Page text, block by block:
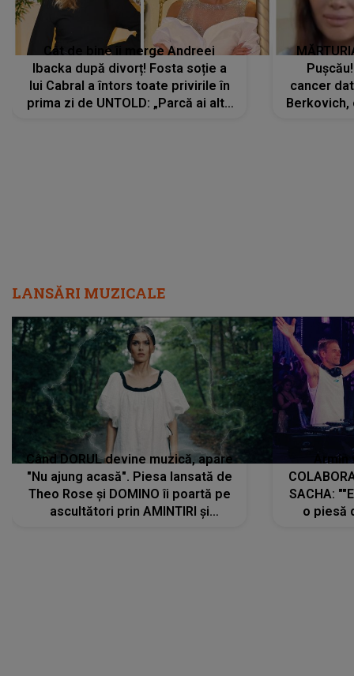
Cât de bine îi merge Andreei
Ibacka după divorț! Fosta soție a
lui Cabral a întors toate privirile în
prima zi de UNTOLD: „Parcă ai altă
cancer
Berkovich,
LANSĂRI MUZICALE
Când DORUL devine muzică, apare
"Nu ajung acasă". Piesa lansată de
Theo Rose și DOMINO îi poartă pe
ascultători prin AMINTIRI și
SACHA:
o piesă